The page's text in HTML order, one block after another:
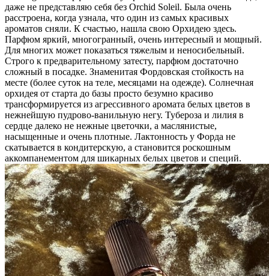
даже не представляю себя без Orchid Soleil. Была очень
расстроена, когда узнала, что один из самых красивых
ароматов сняли. К счастью, нашла свою Орхидею здесь.
Парфюм яркий, многогранный, очень интересный и мощный.
Для многих может показаться тяжелым и неносибельный.
Строго к предварительному затесту, парфюм достаточно
сложный в посадке. Знаменитая Фордовская стойкость на
месте (более суток на теле, месяцами на одежде). Солнечная
орхидея от старта до базы просто безумно красиво
трансформируется из агрессивного аромата белых цветов в
нежнейшую пудрово-ванильную негу. Тубероза и лилия в
сердце далеко не нежные цветочки, а маслянистые,
насыщенные и очень плотные. Лактонность у Форда не
скатывается в кондитерскую, а становится роскошным
аккомпанементом для шикарных белых цветов и специй.